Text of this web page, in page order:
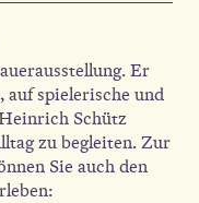
Er
spielerische und
Schütz
zu begleiten. Zur
Sie auch den